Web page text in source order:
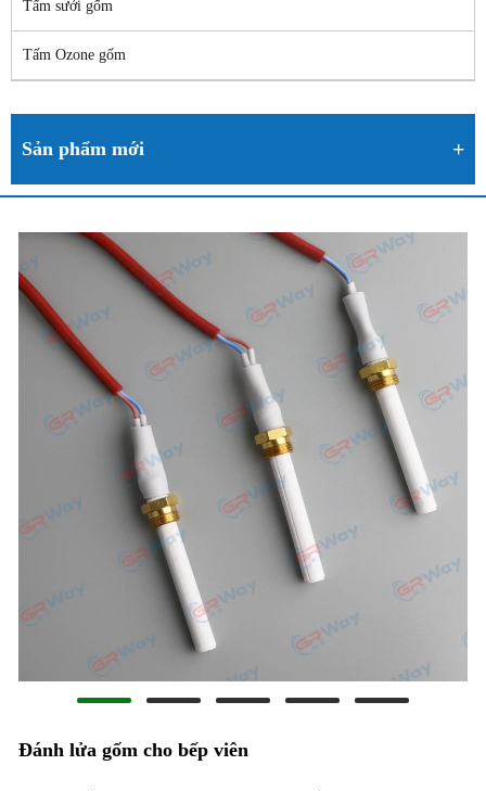
Tấm sưởi gốm
Tấm Ozone gốm
Sản phẩm mới
Đánh lửa gốm cho bếp viên